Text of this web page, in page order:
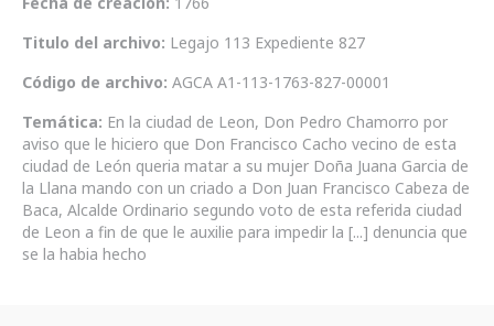
Titulo del archivo: Legajo 113 Expediente 827
Código de archivo: AGCA A1-113-1763-827-00001
Temática: En la ciudad de Leon, Don Pedro Chamorro por
aviso que le hiciero que Don Francisco Cacho vecino de esta
ciudad de León queria matar a su mujer Doña Juana Garcia de
la Llana mando con un criado a Don Juan Francisco Cabeza de
Baca, Alcalde Ordinario segundo voto de esta referida ciudad
de Leon a fin de que le auxilie para impedir la [...] denuncia que
se la habia hecho